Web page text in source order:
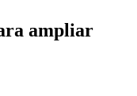
ampliar